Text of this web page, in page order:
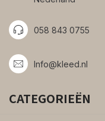
058 843 0755
Info@kleed.nl
CATEGORIEËN